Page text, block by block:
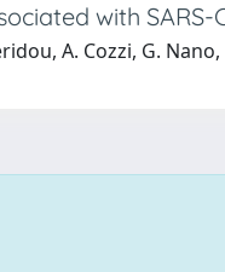
with SARS-
A. Cozzi, G. Nano,